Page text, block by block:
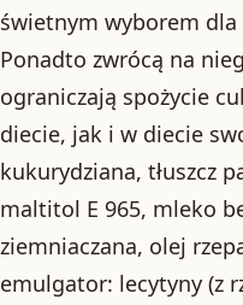
świetnym wyborem
Ponadto zwrócą na
ograniczają spożycie
diecie, jak i w diecie
kukurydziana, tłuszcz
maltitol E 965, mleko
ziemniaczana, olej
emulgator: lecytyny (z